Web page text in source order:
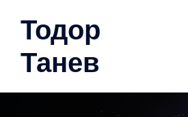
Тодор
Танев